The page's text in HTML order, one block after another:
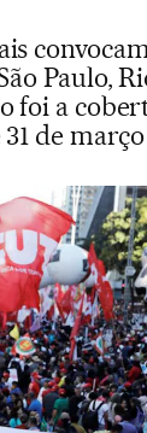
Paulo,
foi a
de